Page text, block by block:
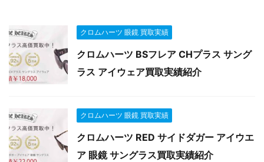
クロムハーツ 眼鏡 買取実績
クロムハーツ BSフレア CHプラス サング
ラス アイウェア買取実績紹介
クロムハーツ 眼鏡 買取実績
クロムハーツ RED サイドダガー アイウエ
ア 眼鏡 サングラス買取実績紹介